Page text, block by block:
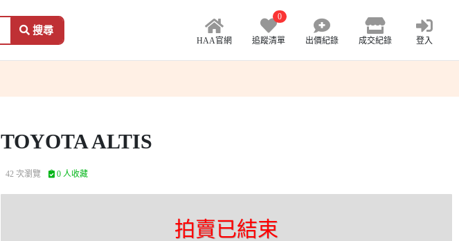
搜尋
HAA官網
0
追蹤清單 出價紀錄 成交紀錄 登入
TOYOTA ALTIS
42 次瀏覽 0 人收藏
拍賣已結束